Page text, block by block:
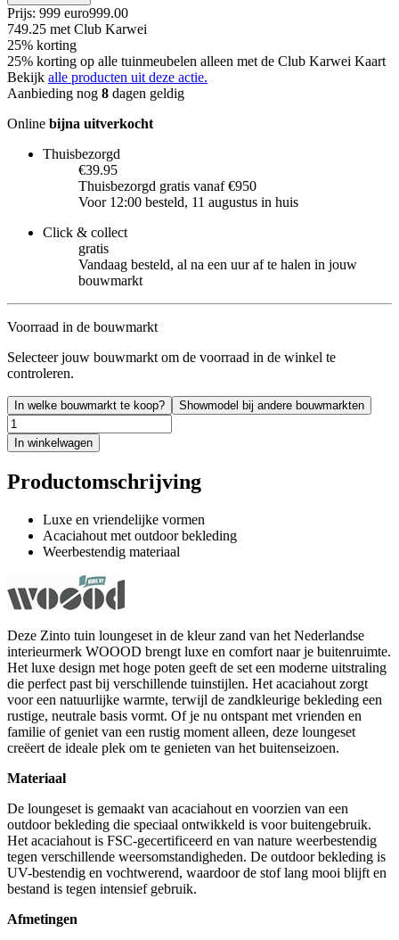
Prijs: 999 euro999.00
749.25 met Club Karwei
25% korting
25% korting op alle tuinmeubelen alleen met de Club Karwei Kaart
Bekijk alle producten uit deze actie.
Aanbieding nog 8 dagen geldig
Online bijna uitverkocht
Thuisbezorgd
€39.95
Thuisbezorgd gratis vanaf €950
Voor 12:00 besteld, 11 augustus in huis
Click & collect
gratis
Vandaag besteld, al na een uur af te halen in jouw
bouwmarkt
Voorraad in de bouwmarkt
Selecteer jouw bouwmarkt om de voorraad in de winkel te
controleren.
In welke bouwmarkt te koop? Showmodel bij andere bouwmarkten
In winkelwagen
Productomschrijving
Luxe en vriendelijke vormen
Acaciahout met outdoor bekleding
Weerbestendig materiaal
Deze Zinto tuin loungeset in de kleur zand van het Nederlandse
interieurmerk WOOOD brengt luxe en comfort naar je buitenruimte.
Het luxe design met hoge poten geeft de set een moderne uitstraling
die perfect past bij verschillende tuinstijlen. Het acaciahout zorgt
voor een natuurlijke warmte, terwijl de zandkleurige bekleding een
rustige, neutrale basis vormt. Of je nu ontspant met vrienden en
familie of geniet van een rustig moment alleen, deze loungeset
creëert de ideale plek om te genieten van het buitenseizoen.
Materiaal
De loungeset is gemaakt van acaciahout en voorzien van een
outdoor bekleding die speciaal ontwikkeld is voor buitengebruik.
Het acaciahout is FSC-gecertificeerd en van nature weerbestendig
tegen verschillende weersomstandigheden. De outdoor bekleding is
UV-bestendig en vochtwerend, waardoor de stof lang mooi blijft en
bestand is tegen intensief gebruik.
Afmetingen